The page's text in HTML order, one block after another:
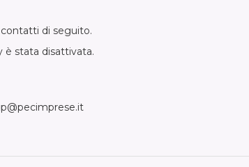
di seguito.
è stata disattivata.